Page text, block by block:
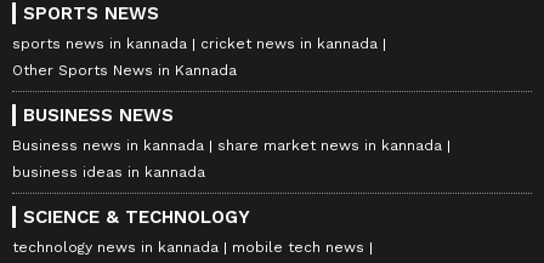
SPORTS NEWS
sports news in kannada
cricket news in kannada
Other Sports News in Kannada
BUSINESS NEWS
Business news in kannada
share market news in kannada
business ideas in kannada
SCIENCE & TECHNOLOGY
technology news in kannada
mobile tech news